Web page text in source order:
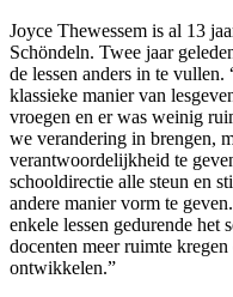
Joyce Thewessem is al 13
Schöndeln. Twee jaar
de lessen anders in te
klassieke manier van
vroegen en er was weinig
we verandering in brengen,
verantwoordelijkheid te
schooldirectie alle steun en
andere manier vorm te
enkele lessen gedurende het
docenten meer ruimte
ontwikkelen.”